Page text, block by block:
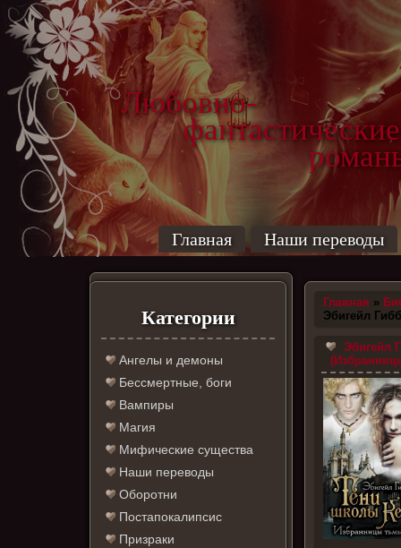
Любовно-
фантастические
Главная Наши переводы
Категории
Ангелы и демоны
Бессмертные, боги
Вампиры
Магия
Мифические существа
Наши переводы
Оборотни
Постапокалипсис
Призраки
Главная »
Эбигейл
Эбигейл